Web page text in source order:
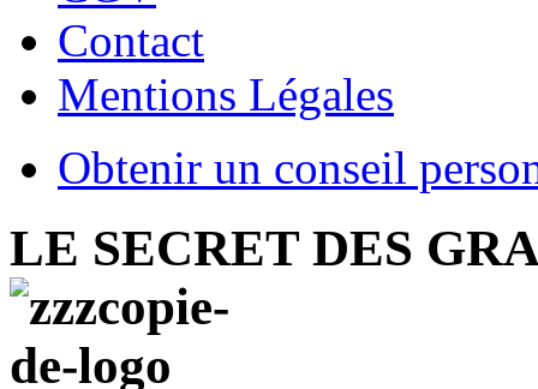
Contact
Mentions Légales
Obtenir un conseil
LE SECRET DES